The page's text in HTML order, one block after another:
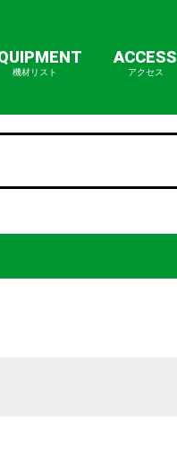
機材リスト
ACCESS
アクセス